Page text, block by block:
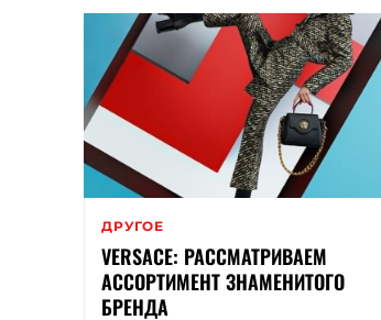
ДРУГОЕ
VERSACE: РАССМАТРИВАЕМ
АССОРТИМЕНТ ЗНАМЕНИТОГО
БРЕНДА